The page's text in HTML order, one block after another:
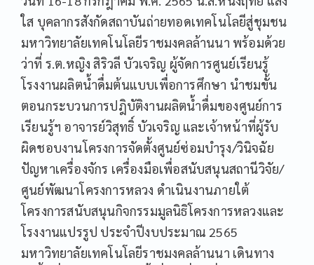
ใส บุคลากรสังกัดสถาบันถ่ายทอดเทคโนโลยีสู่ชุมชน
มหาวิทยาลัยเทคโนโลยีราชมงคลล้านนา พร้อมด้วย
ว่าที่ ร.ต.หญิง สิริวลี บัวเจริญ ผู้จัดการศูนย์เรียนรู้
โรงงานผลิตน้ำดื่มต้นแบบเพื่อการศึกษา นำชมขั้น
ตอนกระบวนการปฎิบัติงานผลิตน้ำดื่มของศูนย์การ
เรียนรู้ฯ อาจารย์วิสุทธิ์ บัวเจริญ และเจ้าหน้าที่ผู้รับ
ผิดชอบงานโครงการจัดตั้งศูนย์ซ่อมบำรุง/วินิจฉัย
ปัญหาเครื่องจักร เครื่องมือเพื่อสนับสนุนสถานีวิจัย/
ศูนย์พัฒนาโครงการหลวง ดำเนินงานภายใต้
โครงการสนับสนุนกิจกรรมมูลนิธิโครงการหลวงและ
โรงงานแปรรูป ประจำปีงบประมาณ 2565
มหาวิทยาลัยเทคโนโลยีราชมงคลล้านนา เดินทาง